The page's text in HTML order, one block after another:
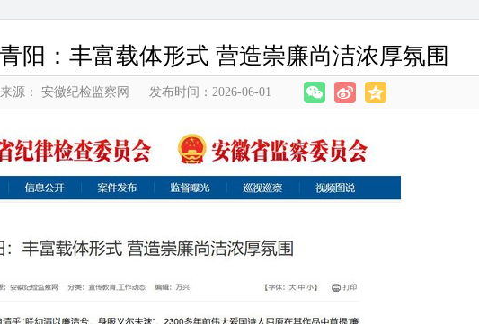
阳：丰富载体形式 营造崇廉尚洁浓厚氛围
源： 安徽纪检监察网 发布时间：2026-06-01